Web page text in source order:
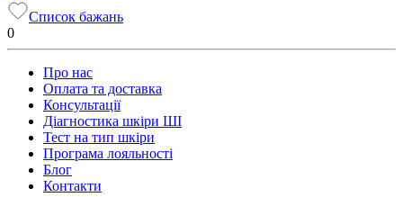
Список бажань
0
Про нас
Оплата та доставка
Консультації
Діагностика шкіри ШІ
Тест на тип шкіри
Програма лояльності
Блог
Контакти